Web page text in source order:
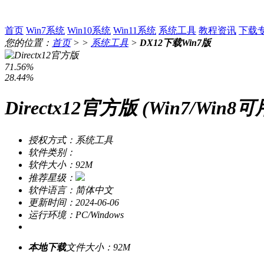
首页 Win7系统 Win10系统 Win11系统 系统工具 教程资讯 下载
您的位置： 首页> > 系统工具 > DX12下载Win7版
71.56%
28.44%
Directx12官方版 (Win7/Win8可
授权方式：系统工具
软件类别：
软件大小：92M
推荐星级：
软件语言：简体中文
更新时间：2024-06-06
运行环境：PC/Windows
本地下载文件大小：92M